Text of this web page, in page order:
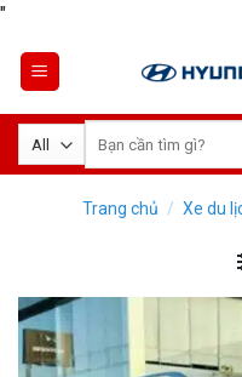
"Skip
content
kiếm:
Trang chủ / Xe du